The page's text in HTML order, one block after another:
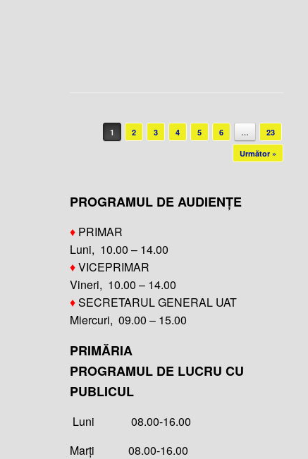
Post navigation
1 2 3 4 5 6 …
23
Următor »
PROGRAMUL DE AUDIENȚE
♦ PRIMAR
Luni, 10.00 – 14.00
♦VICEPRIMAR
Vineri, 10.00 – 14.00
♦SECRETARUL GENERAL UAT
Miercuri, 09.00 – 15.00
PRIMĂRIA
PROGRAMUL DE LUCRU CU
PUBLICUL
Luni 08.00-16.00
Marți 08.00-16.00